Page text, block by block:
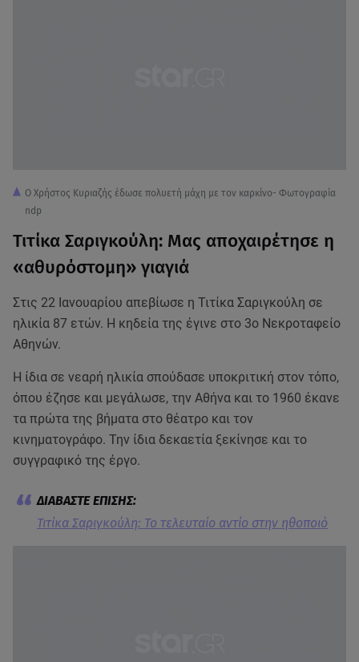
Ο Χρήστος Κυριαζής έδωσε πολυετή μάχη με τον καρκίνο- Φωτογραφία
ndp
Τιτίκα Σαριγκούλη: Μας αποχαιρέτησε η
«αθυρόστομη» γιαγιά
Στις 22 Ιανουαρίου απεβίωσε η Τιτίκα Σαριγκούλη σε
ηλικία 87 ετών. Η κηδεία της έγινε στο 3ο Νεκροταφείο
Αθηνών.
Η ίδια σε νεαρή ηλικία σπούδασε υποκριτική στον τόπο,
όπου έζησε και μεγάλωσε, την Αθήνα και το 1960 έκανε
τα πρώτα της βήματα στο θέατρο και τον
κινηματογράφο. Την ίδια δεκαετία ξεκίνησε και το
συγγραφικό της έργο.
Τιτίκα Σαριγκούλη: To τελευταίο αντίο στην ηθοποιό